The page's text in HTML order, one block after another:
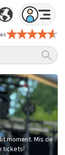
moment. Mis de
tickets!